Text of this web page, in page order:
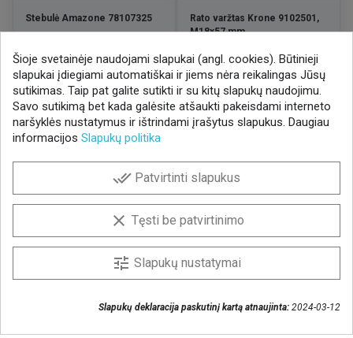
Stebulė Amazone 78107325
Kaina
184,30 € / VNT
Rato varžtas Krone 9102501,
M18x57 mm
Kaina
20,37 € / VNT
Gaukite geriausius pasiūlymus!
Prenumeruokite naujienlaiškį ir visada sužinokite
Sutinku, kad mano duomenys būtų saugomi
Šioje svetainėje naudojami slapukai (angl. cookies). Būtinieji
slapukai įdiegiami automatiškai ir jiems nėra reikalingas Jūsų
sutikimas. Taip pat galite sutikti ir su kitų slapukų naudojimu.
Savo sutikimą bet kada galėsite atšaukti pakeisdami interneto
naršyklės nustatymus ir ištrindami įrašytus slapukus. Daugiau
informacijos Slapukų politika
done_all Patvirtinti slapukus
clear Tęsti be patvirtinimo
tune Slapukų nustatymai
Slapukų deklaracija paskutinį kartą atnaujinta: 2024-03-12